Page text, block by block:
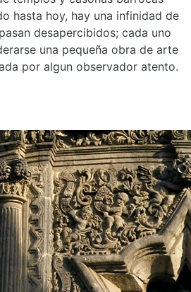
hasta hoy, hay una infinidad de
desapercibidos; cada uno
una pequeña obra de arte
por algun observador atento.